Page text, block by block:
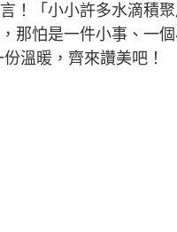
！「小小許多水滴積
那怕是一件小事、一
溫暖，齊來讚美吧！